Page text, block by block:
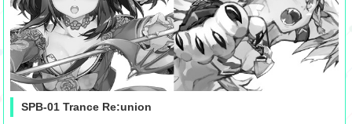
SPB-01 Trance Re:union